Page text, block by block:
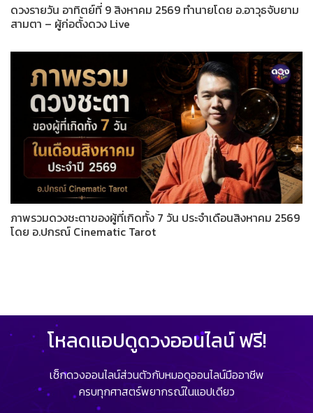
ดวงรายวัน อาทิตย์ที่ 9 สิงหาคม 2569 ทำนายโดย อ.อาวุธจับยาม
สามตา – ผู้ก่อตั้งดวง Live
ภาพรวมดวงชะตาของผู้ที่เกิดทั้ง 7 วัน ประจำเดือนสิงหาคม 2569
โดย อ.ปกรณ์ Cinematic Tarot
โหลดแอปดูดวงออนไลน์ ฟรี!
เช็กดวงออนไลน์ส่วนตัวกับหมอดูออนไลน์มืออาชีพ
ครบทุกศาสตร์พยากรณ์ในแอปเดียว